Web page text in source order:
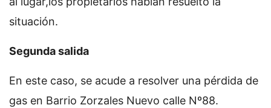
situación.
Segunda salida
En este caso, se acude a resolver una pérdida de
gas en Barrio Zorzales Nuevo calle Nº88.